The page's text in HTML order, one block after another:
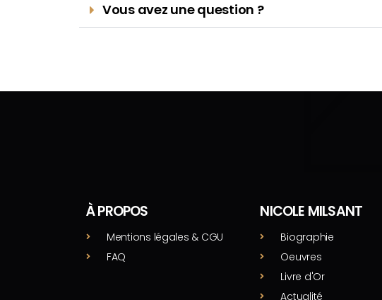
Vous avez une question ?
À PROPOS
Mentions légales & CGU
FAQ
NICOLE MILSANT
Biographie
Oeuvres
Livre d'Or
Actualité